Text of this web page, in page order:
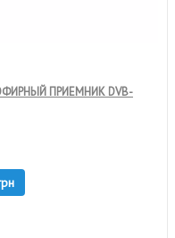
ПРИЕМНИК DVB-